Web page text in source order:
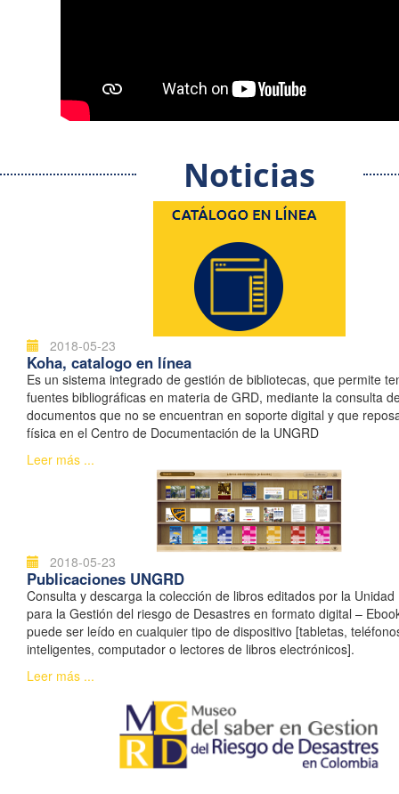
Noticias
2018-05-23
Koha, catalogo en línea
Es un sistema integrado de gestión de bibliotecas, que permite
fuentes bibliográficas en materia de GRD, mediante la consulta
documentos que no se encuentran en soporte digital y que
física en el Centro de Documentación de la UNGRD
Leer más ...
2018-05-23
Publicaciones UNGRD
Consulta y descarga la colección de libros editados por la Unidad
para la Gestión del riesgo de Desastres en formato digital –
puede ser leído en cualquier tipo de dispositivo [tabletas,
inteligentes, computador o lectores de libros electrónicos].
Leer más ...